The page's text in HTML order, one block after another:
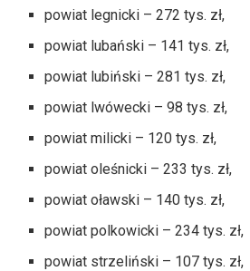
powiat legnicki – 272 tys. zł,
powiat lubański – 141 tys. zł,
powiat lubiński – 281 tys. zł,
powiat lwówecki – 98 tys. zł,
powiat milicki – 120 tys. zł,
powiat oleśnicki – 233 tys. zł,
powiat oławski – 140 tys. zł,
powiat polkowicki – 234 tys. zł,
powiat strzeliński – 107 tys. zł,